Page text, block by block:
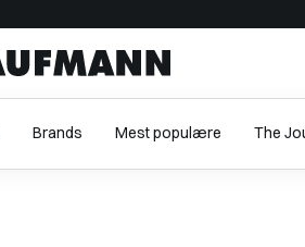
Brands Mest populære The